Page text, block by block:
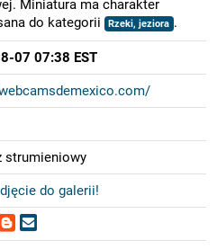
Miniatura ma charakter
do kategorii
Rzeki, jeziora .
07 07:38 EST
strumieniowy
do galerii!